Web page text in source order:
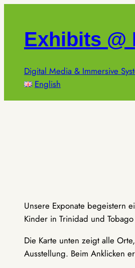
springenExhibits @
Digital Media & Immersive
English
Unsere Exponate begeistern
Kinder in Trinidad und
Die Karte unten zeigt alle
Ausstellung. Beim Anklicken